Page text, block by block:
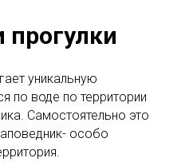
прогулки
уникальную
по воде по территории
Самостоятельно это
особо